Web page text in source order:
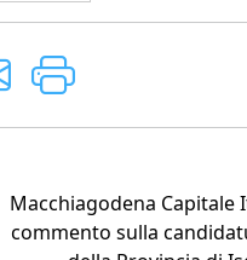
Macchiagodena Capitale
commento sulla